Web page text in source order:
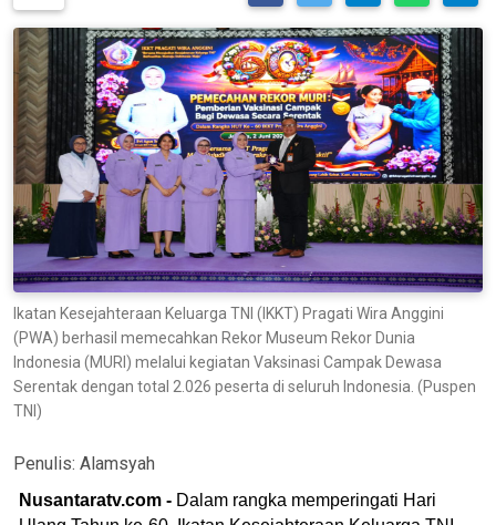
Ikatan Kesejahteraan Keluarga TNI (IKKT) Pragati Wira Anggini
(PWA) berhasil memecahkan Rekor Museum Rekor Dunia
Indonesia (MURI) melalui kegiatan Vaksinasi Campak Dewasa
Serentak dengan total 2.026 peserta di seluruh Indonesia. (Puspen
TNI)
Penulis: Alamsyah
Nusantaratv.com - Dalam rangka memperingati Hari